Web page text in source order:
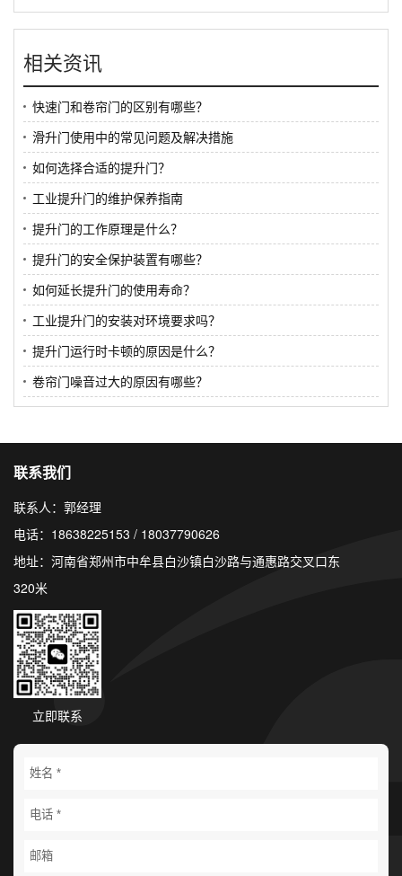
相关资讯
快速门和卷帘门的区别有哪些？
滑升门使用中的常见问题及解决措施
如何选择合适的提升门？
工业提升门的维护保养指南
提升门的工作原理是什么？
提升门的安全保护装置有哪些？
如何延长提升门的使用寿命？
工业提升门的安装对环境要求吗？
提升门运行时卡顿的原因是什么？
卷帘门噪音过大的原因有哪些？
联系我们
联系人：郭经理
电话：18638225153 / 18037790626
地址：河南省郑州市中牟县白沙镇白沙路与通惠路交叉口东
320米
立即联系